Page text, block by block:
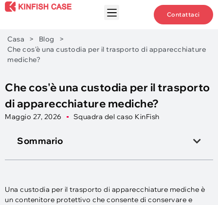
Contattaci
Casa > Blog
>
Che cos'è una custodia per il trasporto di apparecchiature
mediche?
Che cos'è una custodia per il trasporto
di apparecchiature mediche?
Maggio 27, 2026 Squadra del caso KinFish
Sommario
Una custodia per il trasporto di apparecchiature mediche è
un contenitore protettivo che consente di conservare e